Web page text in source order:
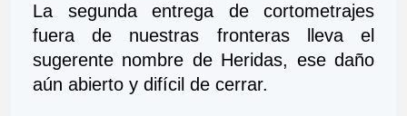
La segunda entrega de cortometrajes
fuera de nuestras fronteras lleva el
sugerente nombre de Heridas, ese daño
aún abierto y difícil de cerrar.